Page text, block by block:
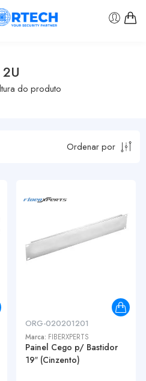
2U
do produto
Ordenar por
ORG-020201201
Marca: FIBERXPERTS
Painel Cego p/ Bastidor
19″ (Cinzento)